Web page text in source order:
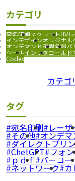
カテゴリ
宛名印刷スクリプトUV
インデザインオリジナル
オンデマンド印刷名刺バ
シールインレタコールド
Codex
カテゴ
タグ
宛名印刷 レーザ
その他 オンデ
ダイレクトプリ
ChetGPT フォ
ｐｄｆ バーコー
ネットワーク カ